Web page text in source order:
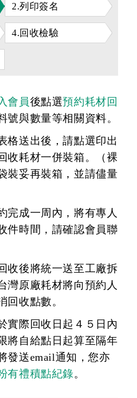
2.列印簽名
4.回收檢驗
會員後點選預約耗材回
號與數量等相關資料。
格送出後，請點選印出
收耗材一併裝箱。（裸
裝妥再裝箱，並請儘量
完成一周內，將有專人
件時間，請確認會員聯
收後將統一送至工廠拆
灣原廠耗材將向預約人
回收點數。
實際回收日起４５日內
將自給點日起算至隔年
發送email通知，您亦
有禮積點紀錄。